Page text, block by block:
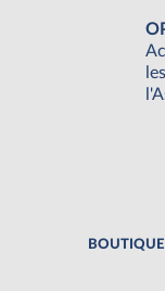
BOUTIQUE